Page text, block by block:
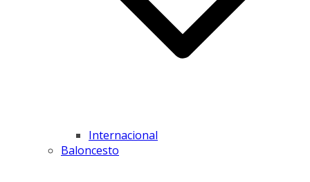
Internacional
Baloncesto